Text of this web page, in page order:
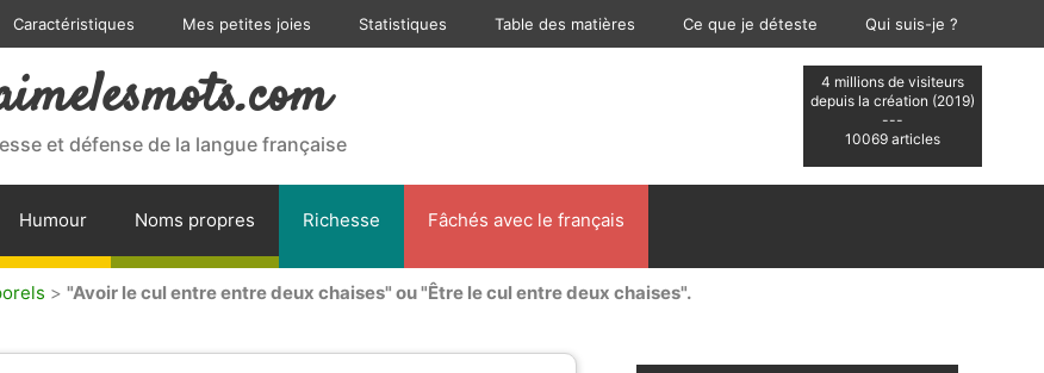
Caractéristiques Mes petites joies Statistiques Table des matières Ce que je déteste Qui suis-je ?
4 millions de visiteurs
depuis la création (2019)
---
10069 articles
et défense de la langue française
Humour Noms propres Richesse Fâchés avec le français
> "Avoir le cul entre entre deux chaises" ou "Être le cul entre deux chaises".